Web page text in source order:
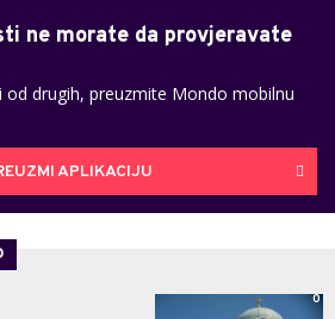
ne morate da provjeravate
drugih, preuzmite Mondo mobilnu
APLIKACIJU
0